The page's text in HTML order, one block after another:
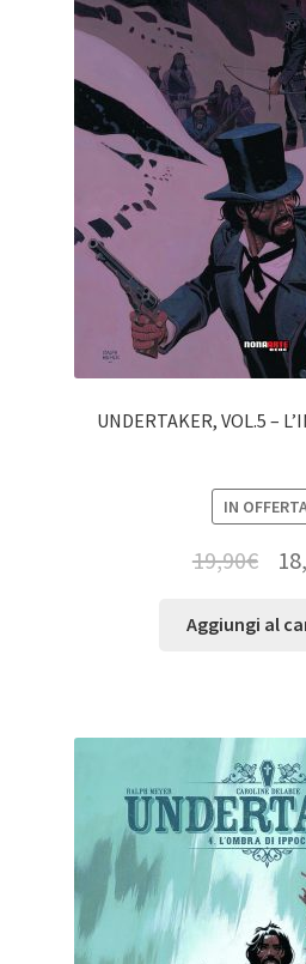
UNDERTAKER, VOL.5 –
IN
19,90€
Aggiungi al